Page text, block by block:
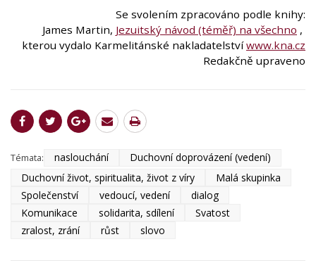
Se svolením zpracováno podle knihy:
James Martin, Jezuitský návod (téměř) na všechno ,
kterou vydalo Karmelitánské nakladatelstvíwww.kna.cz
Redakčně upraveno
Témata: naslouchání
Duchovní doprovázení (vedení)
Duchovní život, spiritualita, život z víry
Malá skupinka
Společenství
vedoucí, vedení
dialog
Komunikace
solidarita, sdílení
Svatost
zralost, zrání
růst slovo